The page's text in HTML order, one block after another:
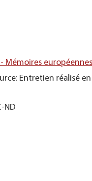
Mémoires
Entretien réalisé
ND